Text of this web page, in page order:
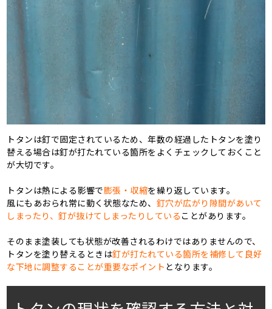
トタンは釘で固定されているため、年数の経過したトタンを塗り
替える場合は釘が打たれている箇所をよくチェックしておくこと
が大切です。
トタンは熱による影響で膨張・収縮を繰り返しています。
風にもあおられ常に動く状態なため、 釘穴が広がり隙間があいて
しまったり、釘が抜けてしまったりしている ことがあります。
そのまま塗装しても状態が改善されるわけではありませんので、
トタンを塗り替えるときは釘が打たれている箇所を補修して良好
な下地に調整することが重要なポイント となります。